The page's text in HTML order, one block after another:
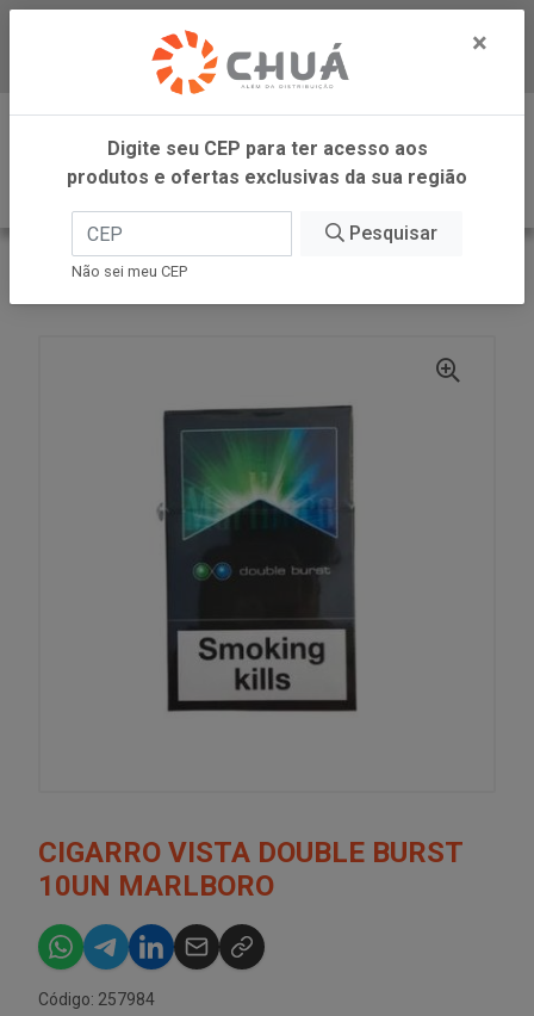
Baixe já nosso APP
0
INÍCIO
CIGARRO VISTA DOUBLE BURST
10UN MARLBORO
Código: 257984
×
Digite seu CEP para ter acesso aos
produtos e ofertas exclusivas da sua região
Pesquisar
Não sei meu CEP